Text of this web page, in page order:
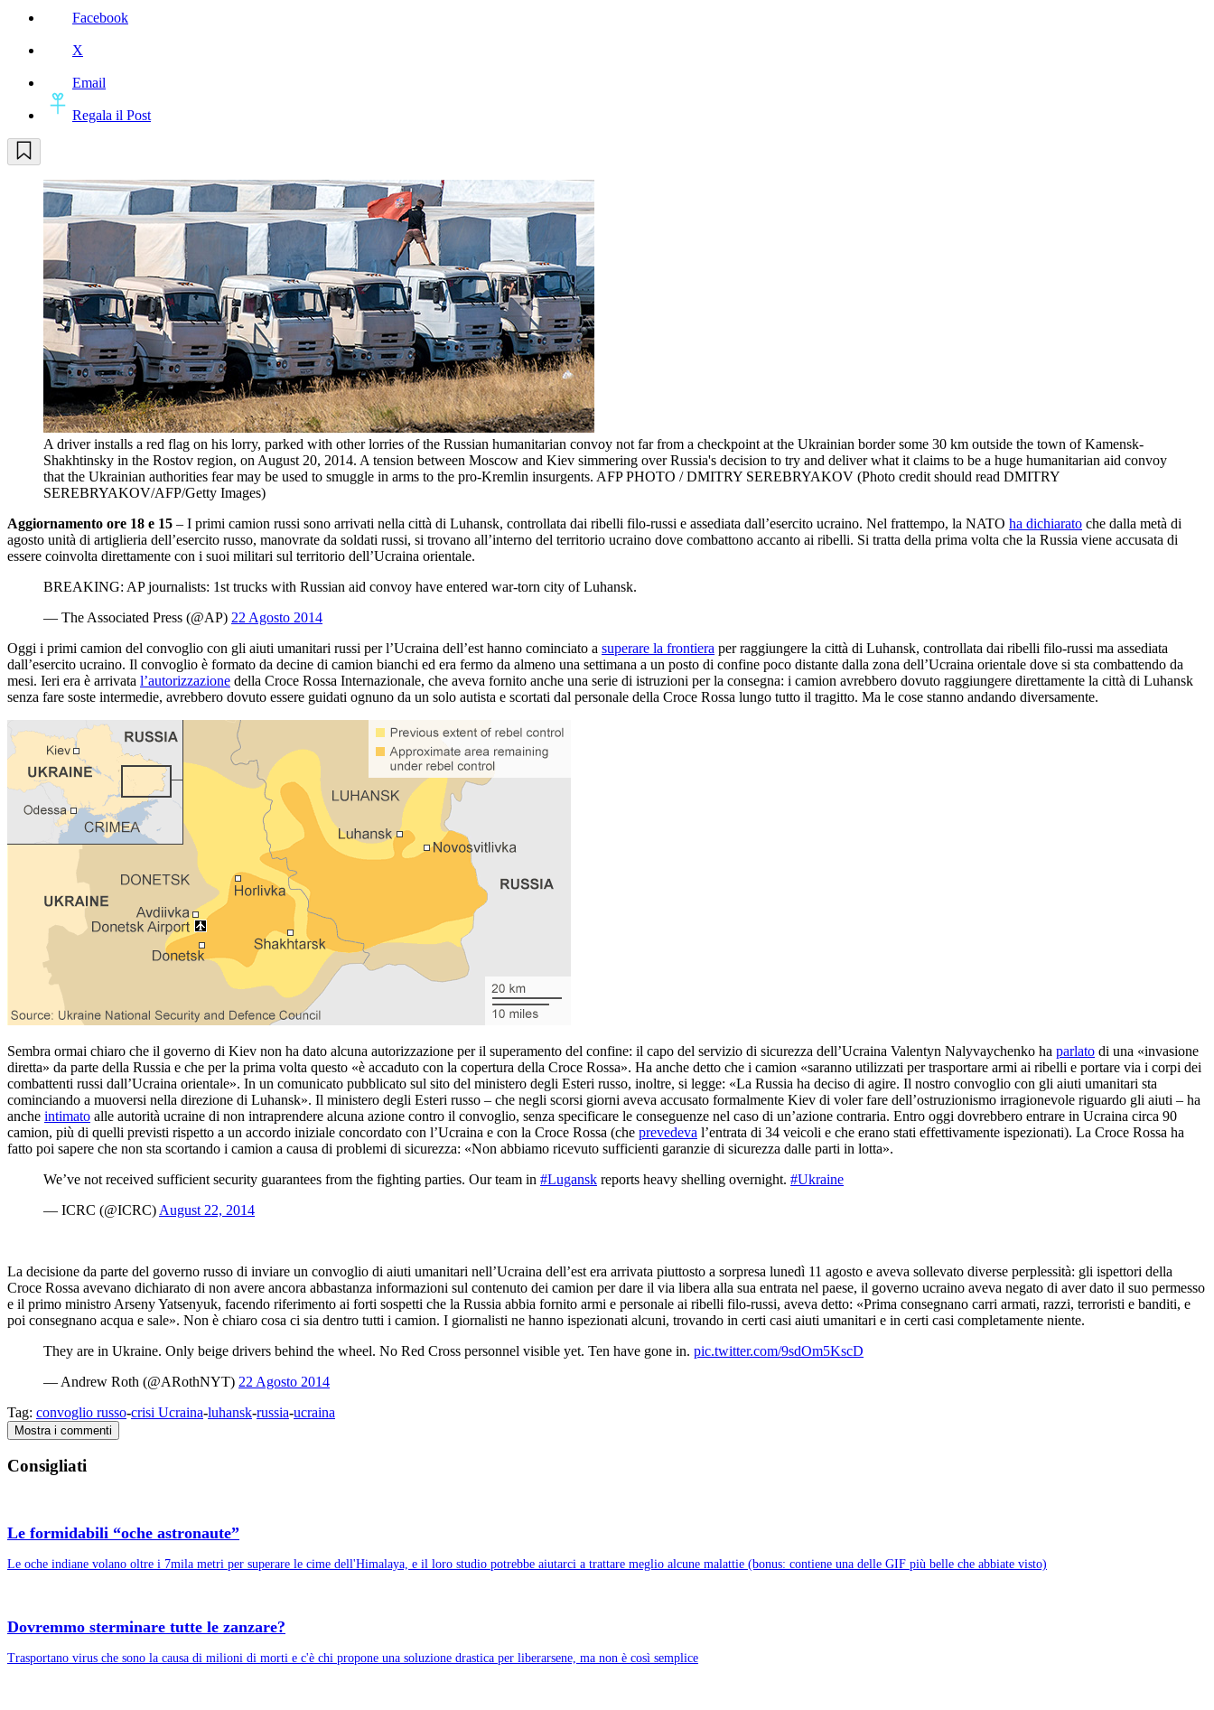
Facebook
X
Email
Regala il Post
A driver installs a red flag on his lorry, parked with other lorries of the Russian humanitarian convoy not far from a checkpoint at the Ukrainian border some 30 km outside the town of Kamensk-
Shakhtinsky in the Rostov region, on August 20, 2014. A tension between Moscow and Kiev simmering over Russia's decision to try and deliver what it claims to be a huge humanitarian aid convoy
that the Ukrainian authorities fear may be used to smuggle in arms to the pro-Kremlin insurgents. AFP PHOTO / DMITRY SEREBRYAKOV (Photo credit should read DMITRY
SEREBRYAKOV/AFP/Getty Images)
Aggiornamento ore 18 e 15 – I primi camion russi sono arrivati nella città di Luhansk, controllata dai ribelli filo-russi e assediata dall’esercito ucraino. Nel frattempo, la NATO ha dichiarato che dalla metà di
agosto unità di artiglieria dell’esercito russo, manovrate da soldati russi, si trovano all’interno del territorio ucraino dove combattono accanto ai ribelli. Si tratta della prima volta che la Russia viene accusata di
essere coinvolta direttamente con i suoi militari sul territorio dell’Ucraina orientale.
BREAKING: AP journalists: 1st trucks with Russian aid convoy have entered war-torn city of Luhansk.
— The Associated Press (@AP) 22 Agosto 2014
Oggi i primi camion del convoglio con gli aiuti umanitari russi per l’Ucraina dell’est hanno cominciato a superare la frontiera per raggiungere la città di Luhansk, controllata dai ribelli filo-russi ma assediata
dall’esercito ucraino. Il convoglio è formato da decine di camion bianchi ed era fermo da almeno una settimana a un posto di confine poco distante dalla zona dell’Ucraina orientale dove si sta combattendo da
mesi. Ieri era è arrivata l’autorizzazione della Croce Rossa Internazionale, che aveva fornito anche una serie di istruzioni per la consegna: i camion avrebbero dovuto raggiungere direttamente la città di Luhansk
senza fare soste intermedie, avrebbero dovuto essere guidati ognuno da un solo autista e scortati dal personale della Croce Rossa lungo tutto il tragitto. Ma le cose stanno andando diversamente.
Sembra ormai chiaro che il governo di Kiev non ha dato alcuna autorizzazione per il superamento del confine: il capo del servizio di sicurezza dell’Ucraina Valentyn Nalyvaychenko ha parlato di una «invasione
diretta» da parte della Russia e che per la prima volta questo «è accaduto con la copertura della Croce Rossa». Ha anche detto che i camion «saranno utilizzati per trasportare armi ai ribelli e portare via i corpi dei
combattenti russi dall’Ucraina orientale». In un comunicato pubblicato sul sito del ministero degli Esteri russo, inoltre, si legge: «La Russia ha deciso di agire. Il nostro convoglio con gli aiuti umanitari sta
cominciando a muoversi nella direzione di Luhansk». Il ministero degli Esteri russo – che negli scorsi giorni aveva accusato formalmente Kiev di voler fare dell’ostruzionismo irragionevole riguardo gli aiuti – ha
anche intimato alle autorità ucraine di non intraprendere alcuna azione contro il convoglio, senza specificare le conseguenze nel caso di un’azione contraria. Entro oggi dovrebbero entrare in Ucraina circa 90
camion, più di quelli previsti rispetto a un accordo iniziale concordato con l’Ucraina e con la Croce Rossa (che prevedeva l’entrata di 34 veicoli e che erano stati effettivamente ispezionati). La Croce Rossa ha
fatto poi sapere che non sta scortando i camion a causa di problemi di sicurezza: «Non abbiamo ricevuto sufficienti garanzie di sicurezza dalle parti in lotta».
We’ve not received sufficient security guarantees from the fighting parties. Our team in #Lugansk reports heavy shelling overnight. #Ukraine
— ICRC (@ICRC) August 22, 2014
La decisione da parte del governo russo di inviare un convoglio di aiuti umanitari nell’Ucraina dell’est era arrivata piuttosto a sorpresa lunedì 11 agosto e aveva sollevato diverse perplessità: gli ispettori della
Croce Rossa avevano dichiarato di non avere ancora abbastanza informazioni sul contenuto dei camion per dare il via libera alla sua entrata nel paese, il governo ucraino aveva negato di aver dato il suo permesso
e il primo ministro Arseny Yatsenyuk, facendo riferimento ai forti sospetti che la Russia abbia fornito armi e personale ai ribelli filo-russi, aveva detto: «Prima consegnano carri armati, razzi, terroristi e banditi, e
poi consegnano acqua e sale». Non è chiaro cosa ci sia dentro tutti i camion. I giornalisti ne hanno ispezionati alcuni, trovando in certi casi aiuti umanitari e in certi casi completamente niente.
They are in Ukraine. Only beige drivers behind the wheel. No Red Cross personnel visible yet. Ten have gone in. pic.twitter.com/9sdOm5KscD
— Andrew Roth (@ARothNYT) 22 Agosto 2014
Tag: convoglio russo-crisi Ucraina-luhansk-russia-ucraina
Mostra i commenti
Consigliati
Le formidabili “oche astronaute”
Le oche indiane volano oltre i 7mila metri per superare le cime dell'Himalaya, e il loro studio potrebbe aiutarci a trattare meglio alcune malattie (bonus: contiene una delle GIF più belle che abbiate visto)
Dovremmo sterminare tutte le zanzare?
Trasportano virus che sono la causa di milioni di morti e c'è chi propone una soluzione drastica per liberarsene, ma non è così semplice